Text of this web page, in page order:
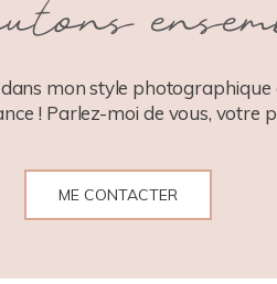
mon style
! Parlez-moi de vous, votre
ME CONTACTER